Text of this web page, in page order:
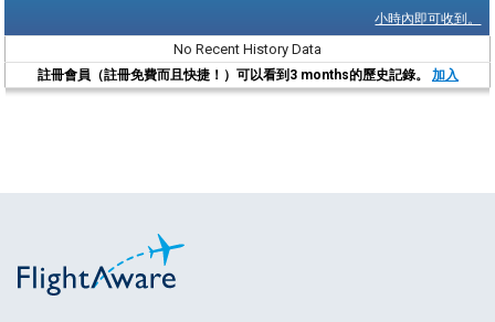
小時內即可收到。
No Recent History Data
註冊會員（註冊免費而且快捷！）可以看到3 months的歷史記錄。 加入